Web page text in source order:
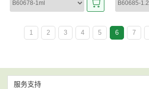
1 2 3 4 5 6 7
服务支持